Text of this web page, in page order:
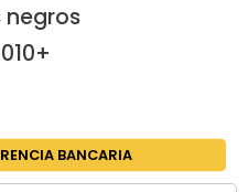
negros
BANCARIA